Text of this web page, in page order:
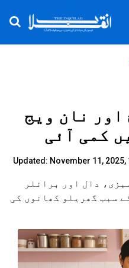
اور نان ویج
کمی آئی
Updated: November 11, 2025,
دال اور برائلر
سبب گھریلو کھانوں کی